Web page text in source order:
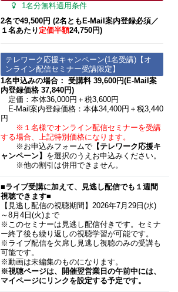
1名分無料適用条件
2名で49,500円 (2名ともE-Mail案内登録必須​／
１名あたり 定価半額24,750円)
テレワーク応援キャンペーン(1名受講)【オ
ンライン配信セミナー受講限定】
1名申込みの場合： 受講料 39,600円(E-Mail案
内登録価格 37,840円)
定価：本体36,000円＋税3,600円
E-Mail案内登録価格：本体34,400円＋税3,440
円
※１名様でオンライン配信セミナーを受講
する場合、上記特別価格になります。
※お申込みフォームで【テレワーク応援キ
ャンペーン】
を選択のうえお申込みください。
※他の割引は併用できません。
■ライブ受講に加えて、見逃し配信でも１週間
視聴できます■
【見逃し配信の視聴期間】2026年7月29日(水)
～8月4日(火)まで
※このセミナーは見逃し配信付きです。セミナ
ー終了後も繰り返しの視聴学習が可能です。
※ライブ配信を欠席し見逃し視聴のみの受講も
可能です。
※動画は未編集のものになります。
※視聴ページは、開催翌営業日の午前中には、
マイページにリンクを設定する予定です。